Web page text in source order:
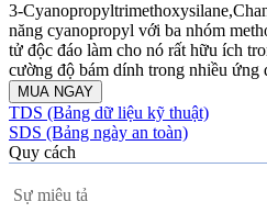
3-
năng cyanopropyl với ba nhóm
tử độc đáo làm cho nó rất hữu ích
cường độ bám dính trong nhiều ứng
MUA NGAY
TDS (Bảng dữ liệu kỹ thuật)
SDS (Bảng ngày an toàn)
Quy cách
Sự miêu tả